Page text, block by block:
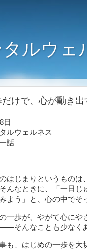
タルウェ
けで、心が動き出
日
ルウェルネス
話
はじまりというものは
んなときに、「一日じ
よう」と、心の中でそ
一歩が、やがて心にや
そんなことも少なく
も、はじめの一歩を大